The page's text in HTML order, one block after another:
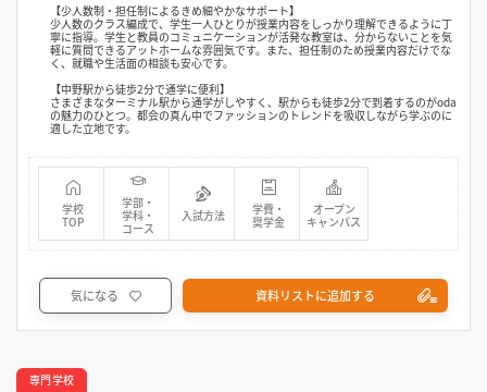
【少人数制・担任制によるきめ細やかなサポート】
少人数のクラス編成で、学生一人ひとりが授業内容をしっかり理解できるように丁
寧に指導。学生と教員のコミュニケーションが活発な教室は、分からないことを気
軽に質問できるアットホームな雰囲気です。また、担任制のため授業内容だけでな
く、就職や生活面の相談も安心です。
【中野駅から徒歩2分で通学に便利】
さまざまなターミナル駅から通学がしやすく、駅からも徒歩2分で到着するのがoda
の魅力のひとつ。都会の真ん中でファッションのトレンドを吸収しながら学ぶのに
適した立地です。
学校
TOP
学部・
学科・
コース
入試方法
学費・
奨学金
オープン
キャンパス
気になる 資料リストに追加する
専門学校